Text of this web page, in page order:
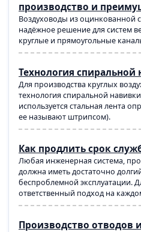
производство и
Воздуховоды из оцинкованной
надёжное решение для систем
круглые и прямоугольные
Технология спиральной
Для производства круглых
технология спиральной
используется стальная лента
ее называют штрипсом).
Как продлить срок
Любая инженерная система,
должна иметь достаточно
беспроблемной эксплуатации.
ответственный подход на
Производство отводов